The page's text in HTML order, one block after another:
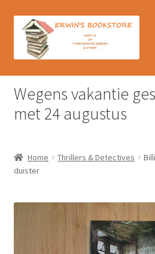
door
naar
naar
Home
Afrekenen
Contact
Verzendkosten & Ophalen boeken
Winkelmand
Wegens vakantie
met 24 augustus
Home Thrillers & Detectives
duister